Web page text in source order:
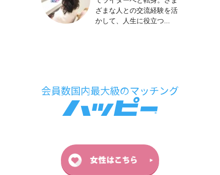
ざまな人との交流経験を活
かして、人生に役立つ...